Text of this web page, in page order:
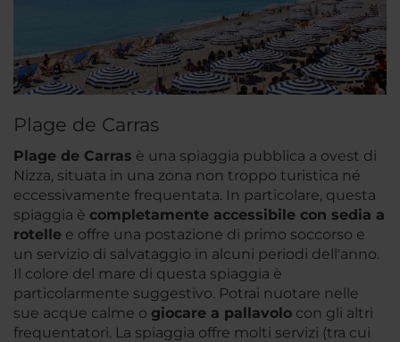
Plage de Carras
Plage de Carras è una spiaggia pubblica a ovest di
Nizza, situata in una zona non troppo turistica né
eccessivamente frequentata. In particolare, questa
spiaggia è completamente accessibile con sedia a
rotelle e offre una postazione di primo soccorso e
un servizio di salvataggio in alcuni periodi dell'anno.
Il colore del mare di questa spiaggia è
particolarmente suggestivo. Potrai nuotare nelle
sue acque calme o giocare a pallavolo con gli altri
frequentatori. La spiaggia offre molti servizi (tra cui